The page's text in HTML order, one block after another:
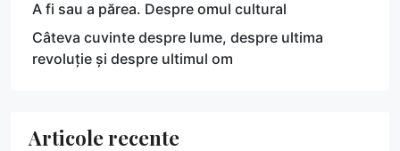
A fi sau a părea. Despre omul cultural
Câteva cuvinte despre lume, despre ultima
revoluție și despre ultimul om
Articole recente